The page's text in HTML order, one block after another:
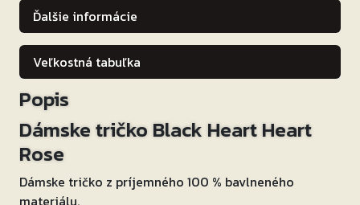
Ďalšie informácie
Veľkostná tabuľka
Popis
Dámske tričko Black Heart Heart
Rose
Dámske tričko z príjemného 100 % bavlneného
materiálu.